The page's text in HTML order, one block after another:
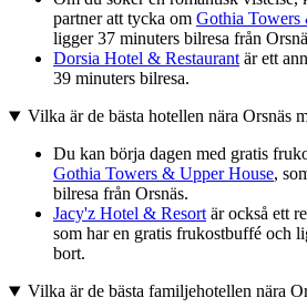
partner att tycka om Gothia Towers
ligger 37 minuters bilresa från
Dorsia Hotel & Restaurantär ett
39 minuters bilresa.
Vilka är de bästa hotellen nära Orsnäs
Du kan börja dagen med gratis
Gothia Towers & Upper House,
bilresa från Orsnäs.
Jacy'z Hotel & Resortär också ett
som har en gratis frukostbuffé och
bort.
Vilka är de bästa familjehotellen nära